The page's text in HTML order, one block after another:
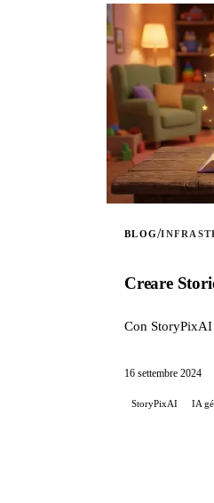
BLOG/
Creare
Con StoryPixAI
16 settembre 2024
StoryPixAI IA